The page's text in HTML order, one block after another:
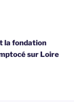
la fondation
sur Loire